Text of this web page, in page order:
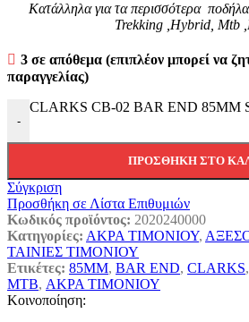
Κατάλληλα για τα περισσότερα
Trekking ,Hybrid, Mtb
3 σε απόθεμα (επιπλέον μπορεί να
παραγγελίας)
-
CLARKS CB-02 BAR END 85MM
ΠΡΟΣΘΉΚΗ ΣΤΟ
Σύγκριση
Προσθήκη σε Λίστα Επιθυμιών
Κωδικός προϊόντος: 2020240000
Κατηγορίες: ΑΚΡΑ ΤΙΜΟΝΙΟΥ,
ΤΑΙΝΙΕΣ ΤΙΜΟΝΙΟΥ
Ετικέτες: 85MM, BAR END, CLARKS,
MTB, ΑΚΡΑ ΤΙΜΟΝΙΟΥ
Κοινοποίηση: